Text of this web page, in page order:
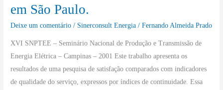
em São Paulo.
Deixe um comentário / Sinerconsult Energia /Fernando Almeida Prado
XVI SNPTEE – Seminário Nacional de Produção e Transmissão de
Energia Elétrica – Campinas – 2001 Este trabalho apresenta os
resultados de uma pesquisa de satisfação comparados com indicadores
de qualidade do serviço, expressos por índices de continuidade. Essa
Consumidor
Indicadores
de
Qualidade.
–